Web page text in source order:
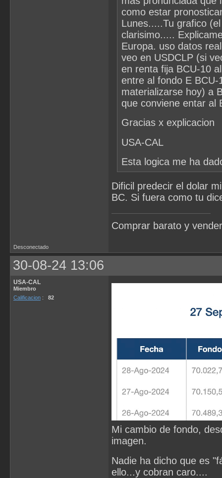
como estar
Lunes.....Tu grafico
clarisimo.....
Europa. uso datos
veo en USDCLP (si
en renta fija BCU-10
entre al fondo E
materializarse hoy) a
que conviene entar al
Gracias x explicacion
USA-CAL
Esta logica me ha
Dificil predecir el dolar
BC. Si fuera como tu
Comprar barato y
Desconectado
30-08-24 13:06
USA-CAL
Miembro
Calificacion : 82
Mi cambio de fondo,
imagen.
Nadie ha dicho que es
ello...y cobran caro....